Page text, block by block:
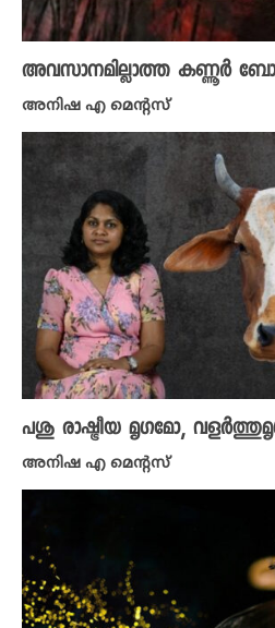
അവസാനമില്ലാത്ത കണ്ണൂർ
അനിഷ എ മെന്റസ്
പശു രാഷ്ട്രീയ മൃഗമോ,
അനിഷ എ മെന്റസ്